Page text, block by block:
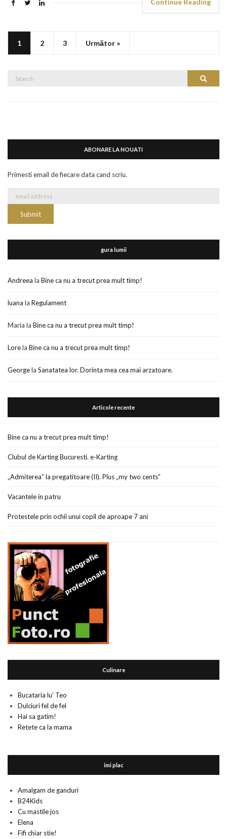
Continue Reading
1 2 3 Următor »
Search
Search
ABONARE LA NOUATI
Primesti email de fiecare data cand scriu.
gura lumii
Andreea la Bine ca nu a trecut prea mult timp!
luana la Regulament
Maria la Bine ca nu a trecut prea mult timp!
Lorela Bine ca nu a trecut prea mult timp!
Georgela Sanatatea lor. Dorinta mea cea mai arzatoare.
Articole recente
Bine ca nu a trecut prea mult timp!
Clubul de Karting Bucuresti. e-Karting
„Admiterea” la pregatitoare (II). Plus „my two cents”
Vacantele in patru
Protestele prin ochii unui copil de aproape 7 ani
Culinare
Bucataria lu' Teo
Dulciuri fel de fel
Hai sa gatim!
Retete ca la mama
imi plac
Amalgam de ganduri
B24Kids
Cu mastile jos
Elena
Fifi chiar stie!